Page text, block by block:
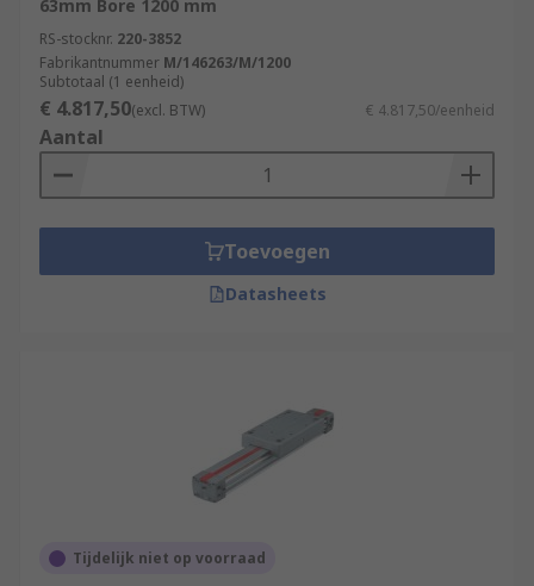
63mm Bore 1200 mm
RS-stocknr. 220-3852
Fabrikantnummer M/146263/M/1200
Subtotaal (1 eenheid)
€ 4.817,50(excl. BTW) € 4.817,50/eenheid
Aantal
Toevoegen
Datasheets
Tijdelijk niet op voorraad